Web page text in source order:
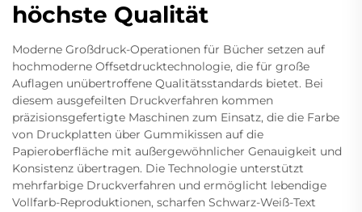
höchste Qualität
Moderne Großdruck-Operationen für Bücher setzen auf
hochmoderne Offsetdrucktechnologie, die für große
Auflagen unübertroffene Qualitätsstandards bietet. Bei
diesem ausgefeilten Druckverfahren kommen
präzisionsgefertigte Maschinen zum Einsatz, die die Farbe
von Druckplatten über Gummikissen auf die
Papieroberfläche mit außergewöhnlicher Genauigkeit und
Konsistenz übertragen. Die Technologie unterstützt
mehrfarbige Druckverfahren und ermöglicht lebendige
Vollfarb-Reproduktionen, scharfen Schwarz-Weiß-Text